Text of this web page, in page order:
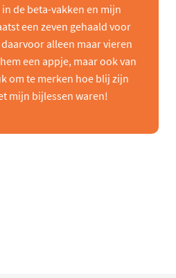
de beta-vakken en mijn
een zeven gehaald voor
alleen maar vieren
een appje, maar ook van
om te merken hoe blij zijn
mijn bijlessen waren!